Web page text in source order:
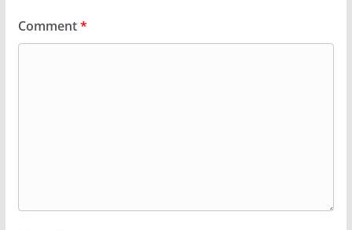
Comment*